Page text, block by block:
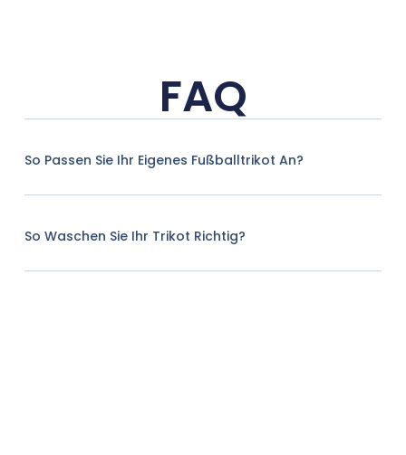
FAQ
So Passen Sie Ihr Eigenes Fußballtrikot An?
So Waschen Sie Ihr Trikot Richtig?